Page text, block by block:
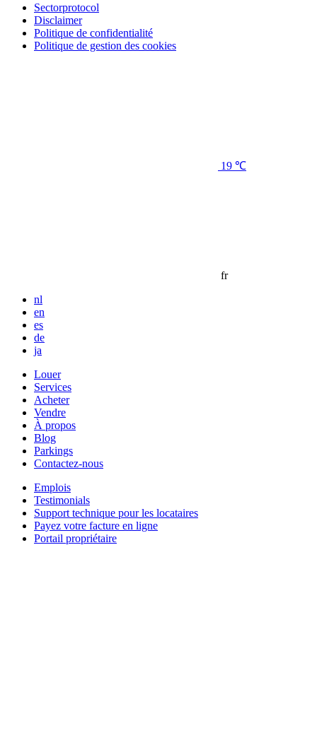
Sectorprotocol
Disclaimer
Politique de confidentialité
Politique de gestion des cookies
19 ℃
fr
nl
en
es
de
ja
Louer
Services
Acheter
Vendre
À propos
Blog
Parkings
Contactez-nous
Emplois
Testimonials
Support technique pour les locataires
Payez votre facture en ligne
Portail propriétaire